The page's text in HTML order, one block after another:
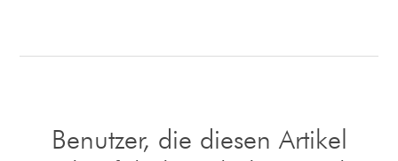
Benutzer, die diesen Artikel